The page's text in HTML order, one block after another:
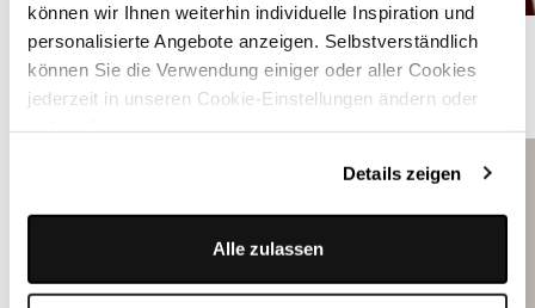
können wir Ihnen weiterhin individuelle Inspiration und
personalisierte Angebote anzeigen. Selbstverständlich
können Sie die Verwendung einiger oder aller Cookies
jederzeit in unseren Cookie-Einstellungen ändern oder
Details zeigen
Alle zulassen
ÄHNLICHE STYLES